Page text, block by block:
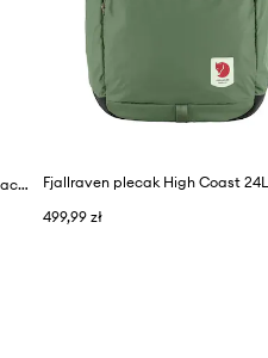
Fjallraven plecak High Coast Foldsack 24L
Fjallraven plecak High Coast
499,99 zł